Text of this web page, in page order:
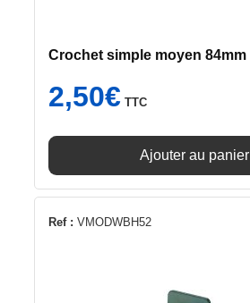
Crochet simple moyen 84mm
2,50€ TTC
Ajouter au panier
Ref : VMODWBH52